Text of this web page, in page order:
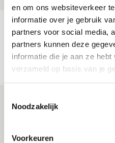
en om ons websiteverkeer
informatie over je gebruik
partners voor social media,
partners kunnen deze
informatie die je aan ze
verzameld op basis van je
Noodzakelijk
Voorkeuren
Trotse Klaassen:
voor mijn club is
06 AUGUSTUS 2026 - 23:43
NIEUWS
Ajax zet